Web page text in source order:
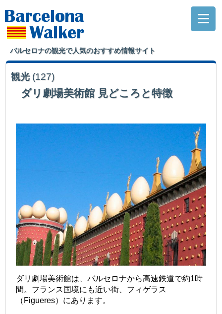
バルセロナの観光で人気のおすすめ情報サイト
観光 (127)
ダリ劇場美術館 見どころと特徴
ダリ劇場美術館は、バルセロナから高速鉄道で約1時
間。フランス国境にも近い街、フィゲラス
（ Figueres） にあります。